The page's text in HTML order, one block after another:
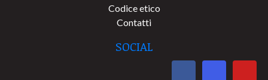
Codice etico
Contatti
SOCIAL